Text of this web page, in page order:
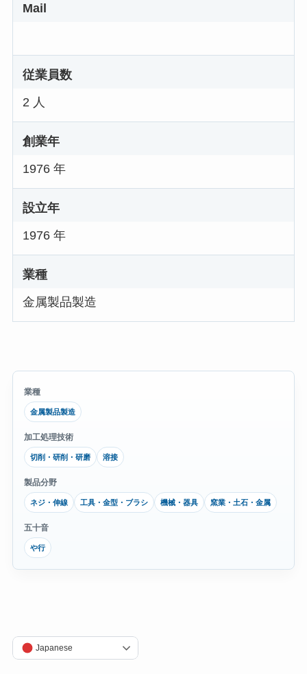
Mail
従業員数
2 人
創業年
1976 年
設立年
1976 年
業種
金属製品製造
業種
金属製品製造
加工処理技術
切削・研削・研磨 溶接
製品分野
ネジ・伸線 工具・金型・ブラシ 機械・器具 窯業・土石・金属
五十音
や行
Japanese